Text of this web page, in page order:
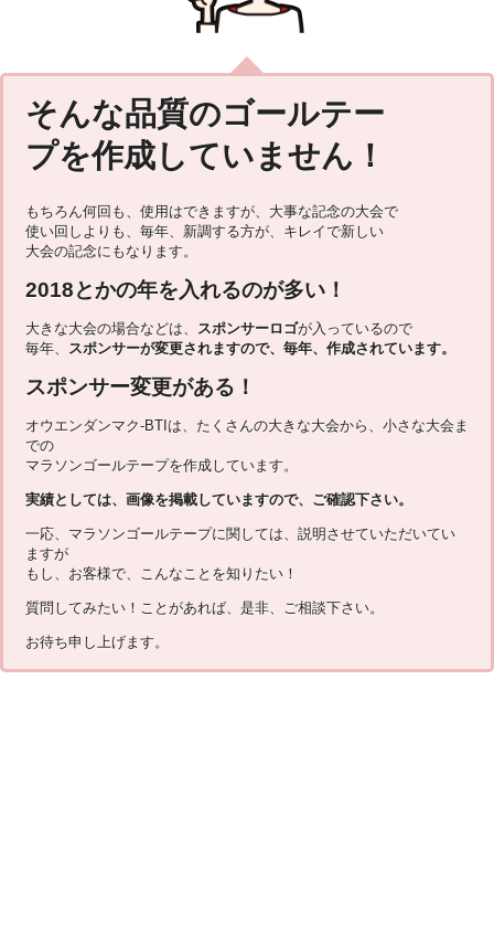
そんな品質のゴールテー
プを作成していません！
もちろん何回も、使用はできますが、大事な記念の大会で
使い回しよりも、毎年、新調する方が、キレイで新しい
大会の記念にもなります。
2018とかの年を入れるのが多い！
大きな大会の場合などは、 スポンサーロゴが入っているので
毎年、 スポンサーが変更されますので、毎年、作成されています。
スポンサー変更がある！
オウエンダンマク-BTIは、たくさんの大きな大会から、小さな大会ま
での
マラソンゴールテープを作成しています。
実績としては、画像を掲載していますので、ご確認下さい。
一応、マラソンゴールテープに関しては、説明させていただいてい
ますが
もし、お客様で、こんなことを知りたい！
質問してみたい！ことがあれば、是非、ご相談下さい。
お待ち申し上げます。